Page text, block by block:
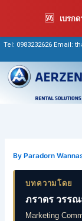
🆘 เบรก
content
Tel: 0983232626 Email:
By Paradorn
บทความโดย
ภราดร วรร
Marketing